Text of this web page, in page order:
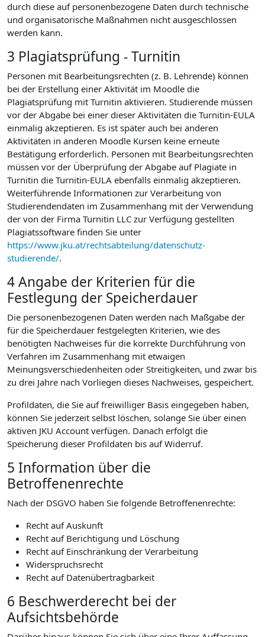
durch diese auf personenbezogene Daten durch technische
und organisatorische Maßnahmen nicht ausgeschlossen
werden kann.
3 Plagiatsprüfung - Turnitin
Personen mit Bearbeitungsrechten (z. B. Lehrende) können
bei der Erstellung einer Aktivität im Moodle die
Plagiatsprüfung mit Turnitin aktivieren. Studierende müssen
vor der Abgabe bei einer dieser Aktivitäten die Turnitin-EULA
einmalig akzeptieren. Es ist später auch bei anderen
Aktivitäten in anderen Moodle Kursen keine erneute
Bestätigung erforderlich. Personen mit Bearbeitungsrechten
müssen vor der Überprüfung der Abgabe auf Plagiate in
Turnitin die Turnitin-EULA ebenfalls einmalig akzeptieren.
Weiterführende Informationen zur Verarbeitung von
Studierendendaten im Zusammenhang mit der Verwendung
der von der Firma Turnitin LLC zur Verfügung gestellten
Plagiatssoftware finden Sie unter
https://www.jku.at/rechtsabteilung/datenschutz-
studierende/.
4 Angabe der Kriterien für die
Festlegung der Speicherdauer
Die personenbezogenen Daten werden nach Maßgabe der
für die Speicherdauer festgelegten Kriterien, wie des
benötigten Nachweises für die korrekte Durchführung von
Verfahren im Zusammenhang mit etwaigen
Meinungsverschiedenheiten oder Streitigkeiten, und zwar bis
zu drei Jahre nach Vorliegen dieses Nachweises, gespeichert.
Profildaten, die Sie auf freiwilliger Basis eingegeben haben,
können Sie jederzeit selbst löschen, solange Sie über einen
aktiven JKU Account verfügen. Danach erfolgt die
Speicherung dieser Profildaten bis auf Widerruf.
5 Information über die
Betroffenenrechte
Nach der DSGVO haben Sie folgende Betroffenenrechte:
Recht auf Auskunft
Recht auf Berichtigung und Löschung
Recht auf Einschränkung der Verarbeitung
Widerspruchsrecht
Recht auf Datenübertragbarkeit
6 Beschwerderecht bei der
Aufsichtsbehörde